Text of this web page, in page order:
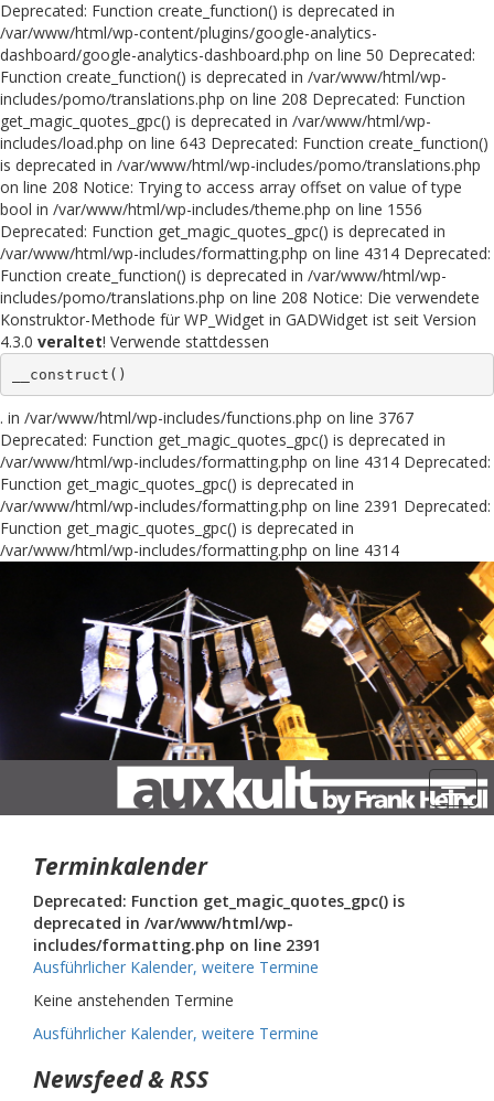
Deprecated: Function create_function() is deprecated in
/var/www/html/wp-content/plugins/google-analytics-
dashboard/google-analytics-dashboard.php on line 50 Deprecated:
Function create_function() is deprecated in /var/www/html/wp-
includes/pomo/translations.php on line 208 Deprecated: Function
get_magic_quotes_gpc() is deprecated in /var/www/html/wp-
includes/load.php on line 643 Deprecated: Function create_function()
is deprecated in /var/www/html/wp-includes/pomo/translations.php
on line 208 Notice: Trying to access array offset on value of type
bool in /var/www/html/wp-includes/theme.php on line 1556
Deprecated: Function get_magic_quotes_gpc() is deprecated in
/var/www/html/wp-includes/formatting.php on line 4314 Deprecated:
Function create_function() is deprecated in /var/www/html/wp-
includes/pomo/translations.php on line 208 Notice: Die verwendete
Konstruktor-Methode für WP_Widget in GADWidget ist seit Version
4.3.0 veraltet! Verwende stattdessen
__construct()
. in /var/www/html/wp-includes/functions.php on line 3767
Deprecated: Function get_magic_quotes_gpc() is deprecated in
/var/www/html/wp-includes/formatting.php on line 4314 Deprecated:
Function get_magic_quotes_gpc() is deprecated in
/var/www/html/wp-includes/formatting.php on line 2391 Deprecated:
Function get_magic_quotes_gpc() is deprecated in
/var/www/html/wp-includes/formatting.php on line 4314
Terminkalender
Deprecated: Function get_magic_quotes_gpc() is
deprecated in /var/www/html/wp-
includes/formatting.php on line 2391
Ausführlicher Kalender, weitere Termine
Keine anstehenden Termine
Ausführlicher Kalender, weitere Termine
Newsfeed & RSS